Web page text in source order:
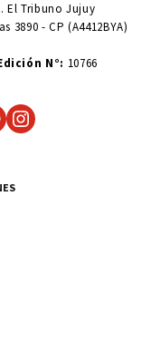
El Tribuno Jujuy
3890 - CP (A4412BYA)
N°: 10766